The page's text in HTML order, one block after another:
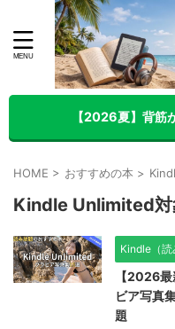
【2026夏】背筋
HOME > おすすめの本 >
Kindle Unlimited対
Kindle（読
【2026
ビア写真
題